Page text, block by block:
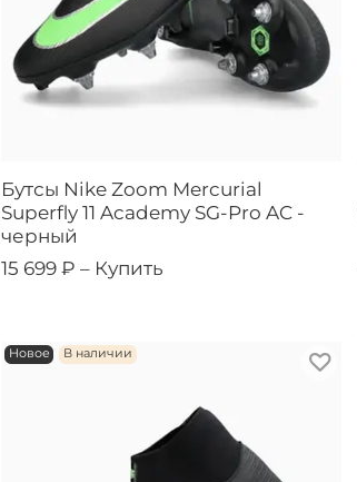
Бутсы Nike Zoom Mercurial
Superfly 11 Academy SG-Pro AC -
черный
15 699 ₽ – Купить
Новое В наличии